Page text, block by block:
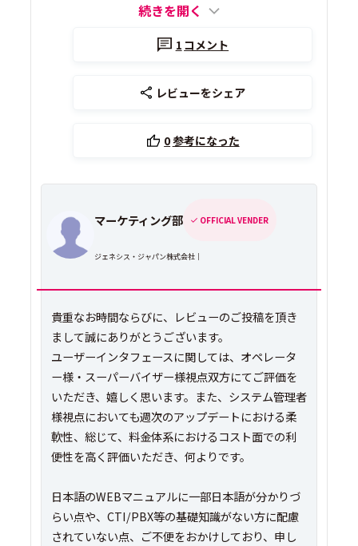
続きを開く
1 コメント
レビューをシェア
0参考になった
マーケティング部 OFFICIAL VENDER
ジェネシス・ジャパン株式会社｜
貴重なお時間ならびに、レビューのご投稿を頂き
まして誠にありがとうございます。
ユーザーインタフェースに関しては、オペレータ
ー様・スーパーバイザー様視点双方にてご評価を
いただき、嬉しく思います。また、システム管理者
様視点においても週次のアップデートにおける柔
軟性、総じて、料金体系におけるコスト面での利
便性を高く評価いただき、何よりです。
日本語のWEBマニュアルに一部日本語が分かりづ
らい点や、CTI/PBX等の基礎知識がない方に配慮
されていない点、ご不便をおかけしており、申し